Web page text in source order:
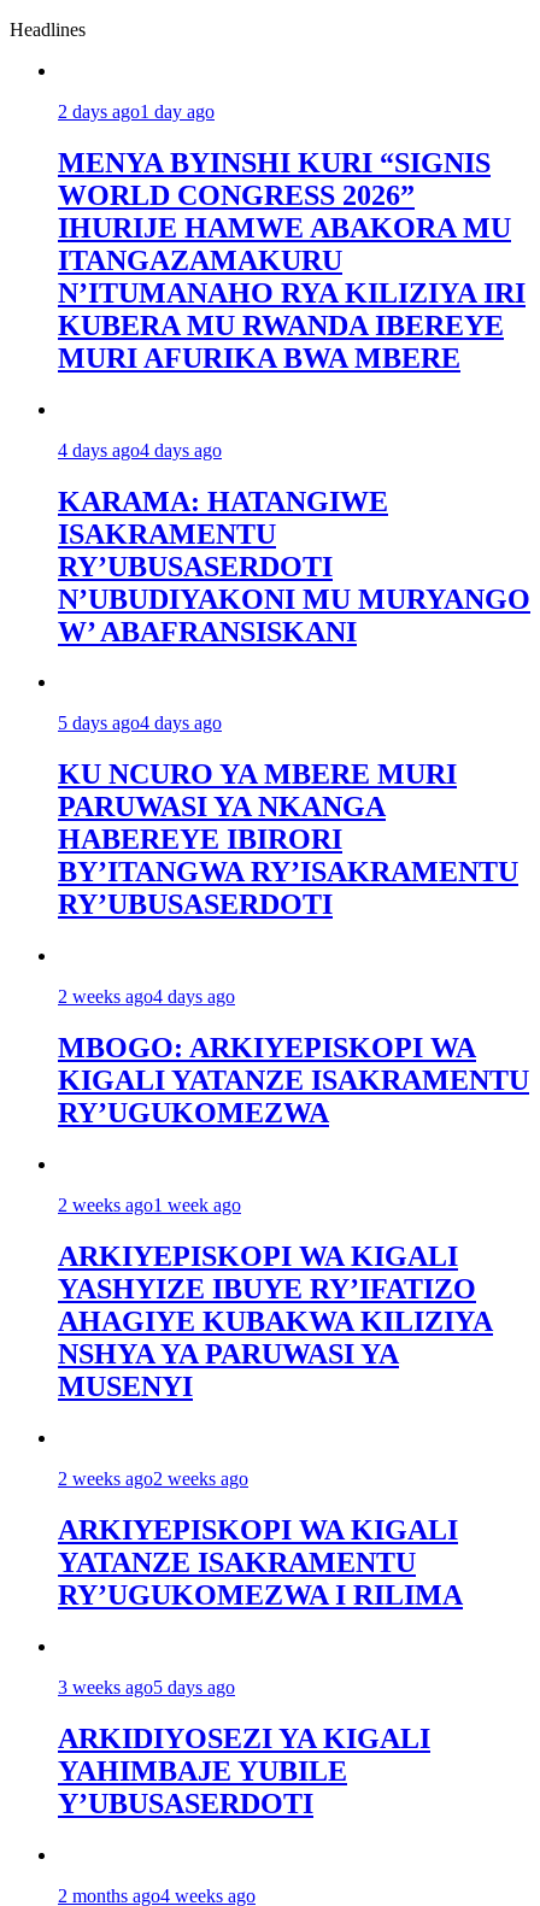
Headlines
2 days ago1 day ago
MENYA BYINSHI KURI “SIGNIS
WORLD CONGRESS 2026”
IHURIJE HAMWE ABAKORA MU
ITANGAZAMAKURU
N’ITUMANAHO RYA KILIZIYA IRI
KUBERA MU RWANDA IBEREYE
MURI AFURIKA BWA MBERE
4 days ago4 days ago
KARAMA: HATANGIWE
ISAKRAMENTU
RY’UBUSASERDOTI
N’UBUDIYAKONI MU MURYANGO
W’ ABAFRANSISKANI
5 days ago4 days ago
KU NCURO YA MBERE MURI
PARUWASI YA NKANGA
HABEREYE IBIRORI
BY’ITANGWA RY’ISAKRAMENTU
RY’UBUSASERDOTI
2 weeks ago4 days ago
MBOGO: ARKIYEPISKOPI WA
KIGALI YATANZE ISAKRAMENTU
RY’UGUKOMEZWA
2 weeks ago1 week ago
ARKIYEPISKOPI WA KIGALI
YASHYIZE IBUYE RY’IFATIZO
AHAGIYE KUBAKWA KILIZIYA
NSHYA YA PARUWASI YA
MUSENYI
2 weeks ago2 weeks ago
ARKIYEPISKOPI WA KIGALI
YATANZE ISAKRAMENTU
RY’UGUKOMEZWA I RILIMA
3 weeks ago5 days ago
ARKIDIYOSEZI YA KIGALI
YAHIMBAJE YUBILE
Y’UBUSASERDOTI
2 months ago4 weeks ago